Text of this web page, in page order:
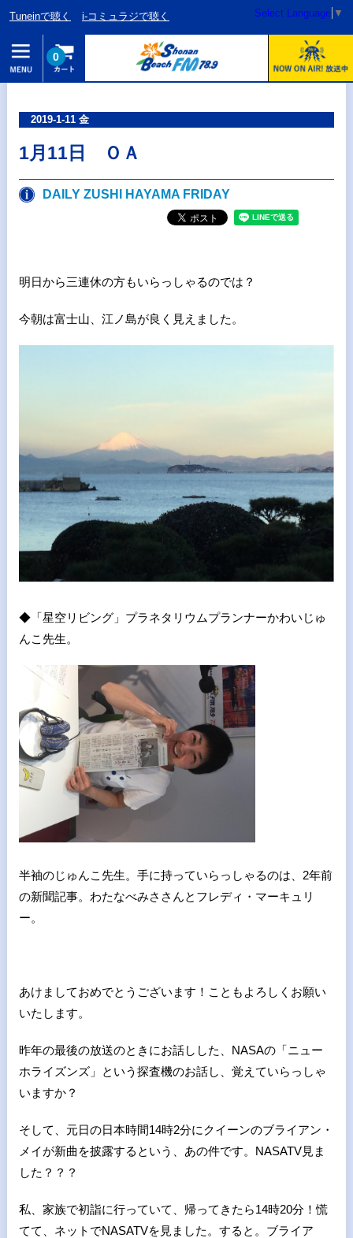
Tuneinで聴く i-コミュラジで聴く Select Language ▼
0
2019-1-11 金
1月11日 ＯＡ
DAILY ZUSHI HAYAMA FRIDAY
明日から三連休の方もいらっしゃるのでは？
今朝は富士山、江ノ島が良く見えました。
◆「星空リビング」プラネタリウムプランナーかわいじゅ
んこ先生。
半袖のじゅんこ先生。手に持っていらっしゃるのは、2年前
の新聞記事。わたなべみささんとフレディ・マーキュリ
ー。
あけましておめでとうございます！こともよろしくお願い
いたします。
昨年の最後の放送のときにお話しした、 NASAの「ニュー
ホライズンズ」という探査機のお話し、覚えていらっしゃ
いますか？
そして、元日の日本時間14時2分にクイーンのブライアン・
メイが新曲を披露するという、あの件です。 NASATV見ま
した？？？
私、家族で初詣に行っていて、帰ってきたら14時20分！慌
てて、ネットでNASATVを見ました。すると。ブライア